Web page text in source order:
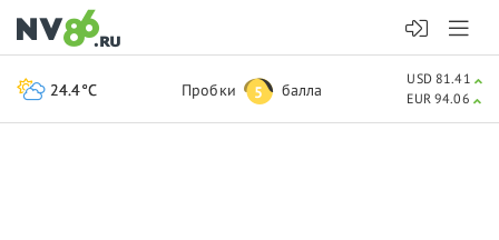
24.4°C Пробки 5 балла
USD 81.41
EUR 94.06